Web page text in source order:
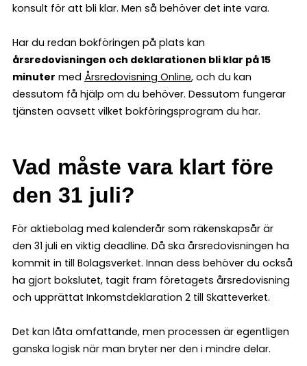
konsult för att bli klar. Men så behöver det inte vara.
Har du redan bokföringen på plats kan
årsredovisningen och deklarationen bli klar på 15
minuter med Årsredovisning Online, och du kan
dessutom få hjälp om du behöver. Dessutom fungerar
tjänsten oavsett vilket bokföringsprogram du har.
Vad måste vara klart före
den 31 juli?
För aktiebolag med kalenderår som räkenskapsår är
den 31 juli en viktig deadline. Då ska årsredovisningen ha
kommit in till Bolagsverket. Innan dess behöver du också
ha gjort bokslutet, tagit fram företagets årsredovisning
och upprättat Inkomstdeklaration 2 till Skatteverket.
Det kan låta omfattande, men processen är egentligen
ganska logisk när man bryter ner den i mindre delar.